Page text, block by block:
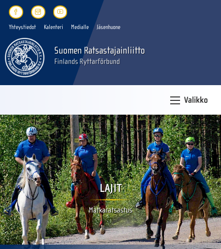
Yhteystiedot Kalenteri Medialle Jäsenhuone
Suomen Ratsastajainliitto
Finlands Ryttarförbund
Valikko
LAJIT
Matkaratsastus